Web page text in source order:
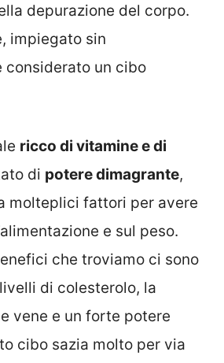
depurazione del corpo.
impiegato sin
considerato un cibo
ricco di vitamine e di
di potere dimagrante,
molteplici fattori per avere
e sul peso.
che troviamo ci sono
di colesterolo, la
vene e un forte potere
cibo sazia molto per via